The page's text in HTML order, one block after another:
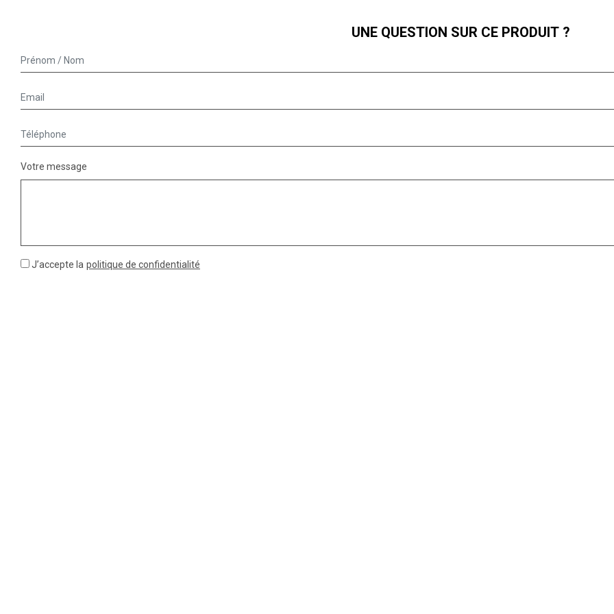
UNE QUESTION SUR CE PRODUIT ?
Votre message
J’accepte la politique de confidentialité